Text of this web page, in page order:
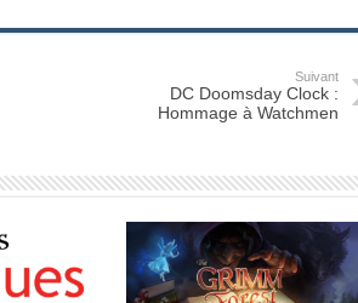
Suivant
DC Doomsday Clock :
Hommage à Watchmen